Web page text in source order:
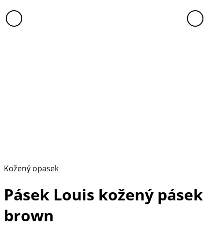
Kožený opasek
Pásek Louis kožený pásek
brown